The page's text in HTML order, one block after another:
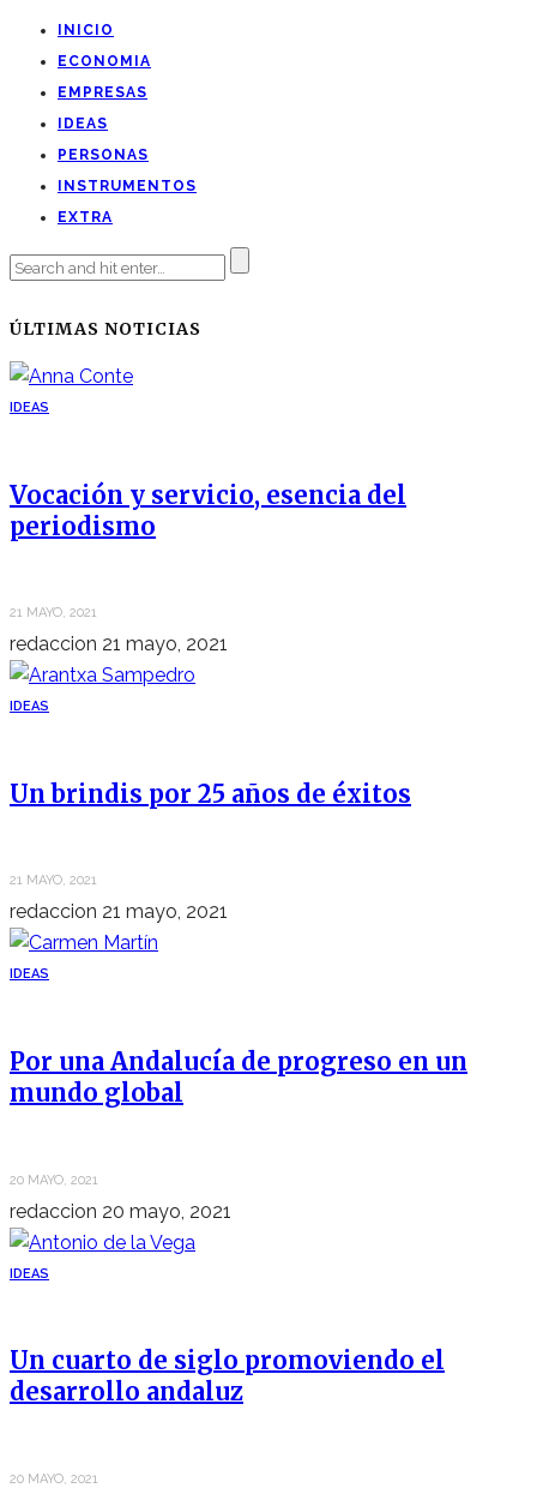
INICIO
ECONOMIA
EMPRESAS
IDEAS
PERSONAS
INSTRUMENTOS
EXTRA
ÚLTIMAS NOTICIAS
IDEAS
Vocación y servicio, esencia del
periodismo
21 MAYO, 2021
redaccion 21 mayo, 2021
IDEAS
Un brindis por 25 años de éxitos
21 MAYO, 2021
redaccion 21 mayo, 2021
IDEAS
Por una Andalucía de progreso en un
mundo global
20 MAYO, 2021
redaccion 20 mayo, 2021
IDEAS
Un cuarto de siglo promoviendo el
desarrollo andaluz
20 MAYO, 2021